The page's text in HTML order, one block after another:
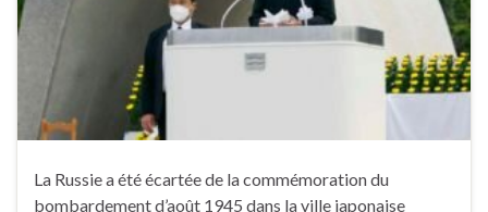
La Russie a été écartée de la commémoration du
bombardement d’août 1945 dans la ville japonaise